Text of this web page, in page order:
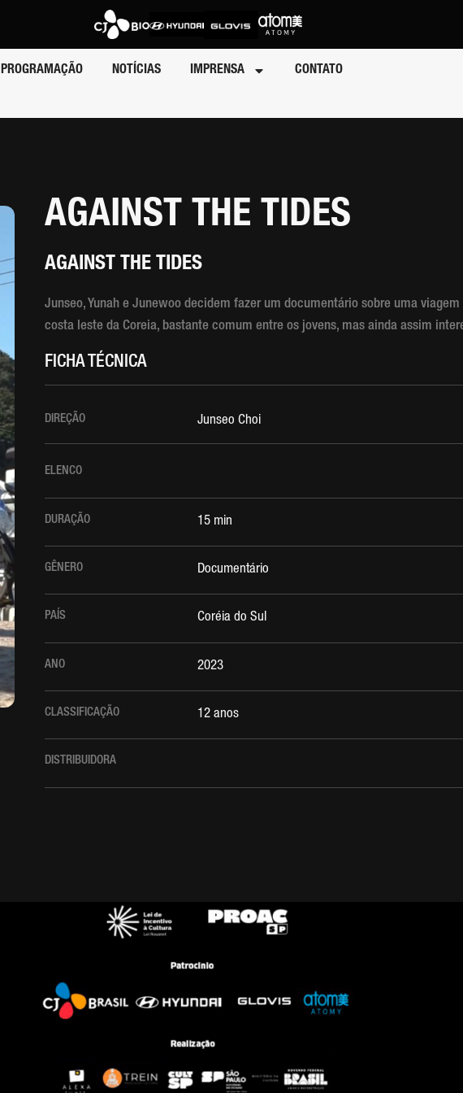
PROGRAMAÇÃO NOTÍCIAS IMPRENSA CONTATO
AGAINST THE TIDES
AGAINST THE TIDES
Junseo, Yunah e Junewoo decidem fazer um documentário sobre uma
costa leste da Coreia, bastante comum entre os jovens, mas ainda assim
FICHA TÉCNICA
DIREÇÃO Junseo Choi
ELENCO
DURAÇÃO 15 min
GÊNERO Documentário
PAÍS Coréia do Sul
ANO 2023
CLASSIFICAÇÃO 12 anos
DISTRIBUIDORA